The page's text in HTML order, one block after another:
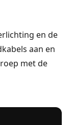
en de
aan en
met de